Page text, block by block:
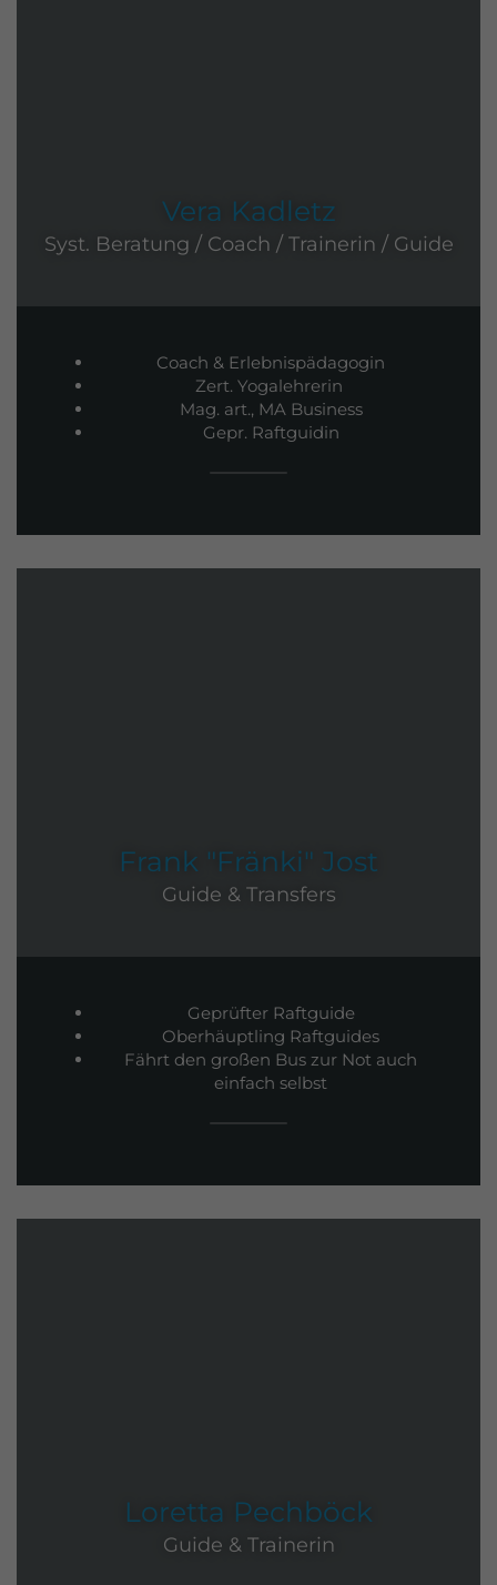
Vera Kadletz
Syst. Beratung / Coach / Trainerin / Guide
Coach & Erlebnispädagogin
Zert. Yogalehrerin
Mag. art., MA Business
Gepr. Raftguidin
Frank "Fränki" Jost
Guide & Transfers
Geprüfter Raftguide
Oberhäuptling Raftguides
Fährt den großen Bus zur Not auch
einfach selbst
Loretta Pechböck
Guide & Trainerin